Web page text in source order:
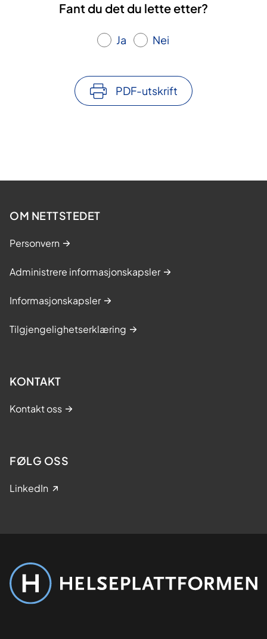
Fant du det du lette etter?
Ja Nei
PDF-utskrift
OM NETTSTEDET
Personvern
Administrere informasjonskapsler
Informasjonskapsler
Tilgjengelighetserklæring
KONTAKT
Kontakt oss
FØLG OSS
LinkedIn